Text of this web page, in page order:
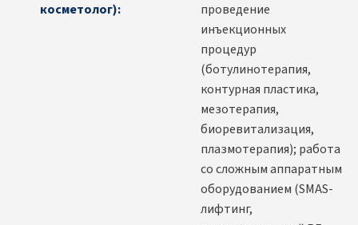
косметолог):
проведение
инъекционных
процедур
(ботулинотерапия,
контурная пластика,
мезотерапия,
биоревитализация,
плазмотерапия); работа
со сложным аппаратным
оборудованием (SMAS-
лифтинг,